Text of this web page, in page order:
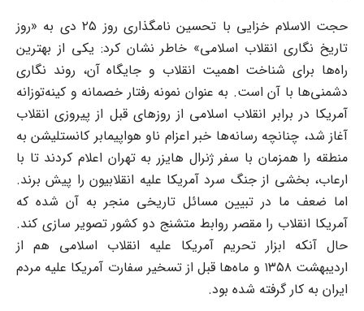
حجت الاسلام خزایی با تحسین نامگذاری روز ۲۵ دی به «روز
تاریخ نگاری انقلاب اسلامی» خاطر نشان کرد: یکی از بهترین
راه‌ها برای شناخت اهمیت انقلاب و جایگاه آن، روند نگاری
دشمنی‌ها با آن است. به عنوان نمونه رفتار خصمانه و کینه‌توزانه
آمریکا در برابر انقلاب اسلامی از روزهای قبل از پیروزی انقلاب
آغاز شد، چنانچه رسانه‌ها خبر اعزام ناو هواپیمابر کانستلیشن به
منطقه را همزمان با سفر ژنرال هایزر به تهران اعلام کردند تا با
ارعاب، بخشی از جنگ سرد آمریکا علیه انقلابیون را پیش برند.
اما ضعف ما در تبیین مسائل تاریخی منجر به آن شده که
آمریکا انقلاب را مقصر روابط متشنج دو کشور تصویر سازی کند.
حال آنکه ابزار تحریم آمریکا علیه انقلاب اسلامی هم از
اردیبهشت ۱۳۵۸ و ماه‌ها قبل از تسخیر سفارت آمریکا علیه مردم
ایران به کار گرفته شده بود.